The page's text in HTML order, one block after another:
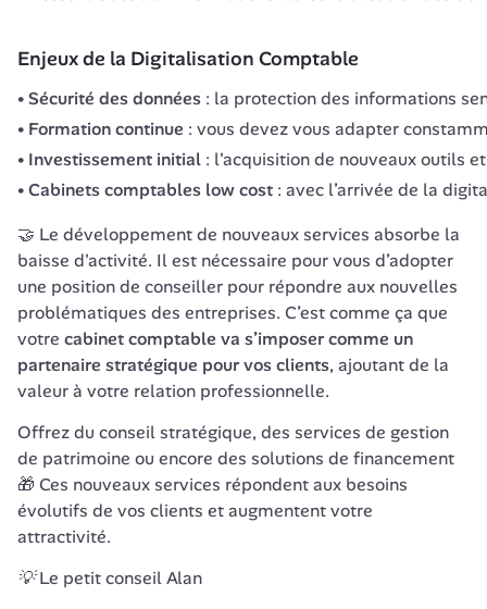
Enjeux de la Digitalisation Comptable
Sécurité des données : la protection des informations
Formation continue : vous devez vous adapter
Investissement initial : l'acquisition de nouveaux outils
Cabinets comptables low cost : avec l’arrivée de la
🤝 Le développement de nouveaux services absorbe la
baisse d'activité. Il est nécessaire pour vous d’adopter
une position de conseiller pour répondre aux nouvelles
problématiques des entreprises. C’est comme ça que
votre cabinet comptable va s’imposer comme un
partenaire stratégique pour vos clients, ajoutant de la
valeur à votre relation professionnelle.
Offrez du conseil stratégique, des services de gestion
de patrimoine ou encore des solutions de financement
🎁 Ces nouveaux services répondent aux besoins
évolutifs de vos clients et augmentent votre
attractivité.
💡 Le petit conseil Alan